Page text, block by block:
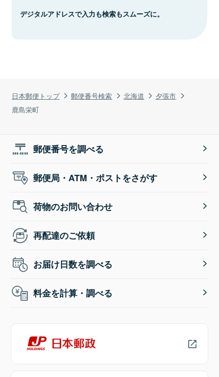
日本郵便トップ 郵便番号検索 北海道
夕張市
鹿島栄町
デジタルアドレスで入力も検索もスムーズに。
郵便番号を調べる
郵便局・ATM・ポストをさがす
荷物のお問い合わせ
再配達のご依頼
お届け日数を調べる
料金を計算・調べる